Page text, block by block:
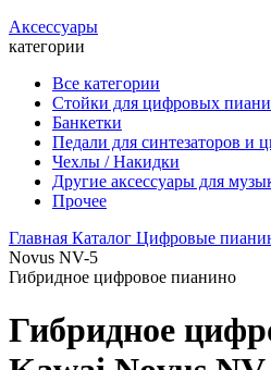
Аксессуары
категории
Все категории
Стойки для цифровых
Банкетки
Педали для синтезаторов и
Чехлы / Накидки
Другие аксессуары для
Прочее
Главная Каталог Цифровые
Novus NV-5
Гибридное цифровое пианино
Гибридное